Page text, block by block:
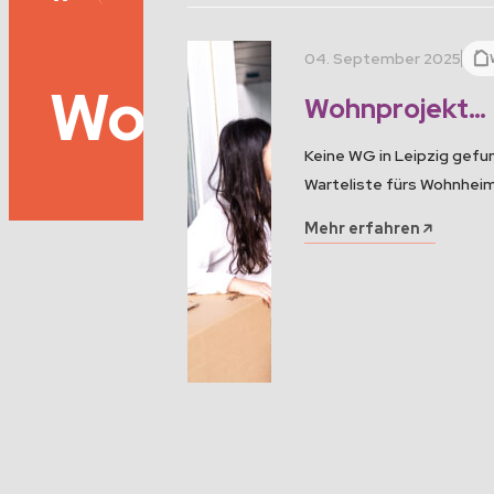
Wohnheim
04. September 2025
Wohnprojekt
RaumTeiler:
in Leipzig
Keine WG in Leipzig
Warteliste fürs
für Studierende in
Mehr erfahren